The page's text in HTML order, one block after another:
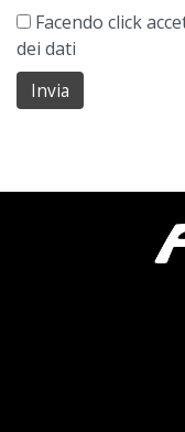
Facendo click
dei dati